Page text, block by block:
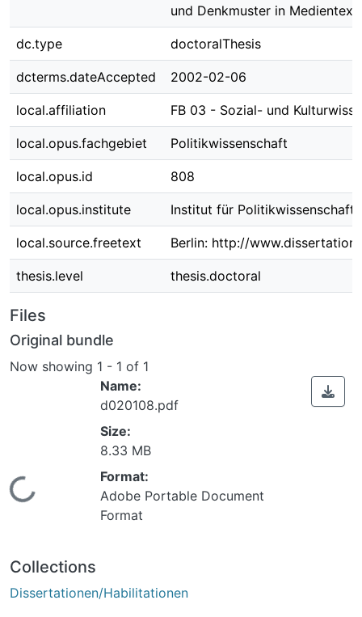
und Denkmuster in
dc.type doctoralThesis
dcterms.dateAccepted 2002-02-06
local.affiliation FB 03 - Sozial- und
local.opus.fachgebiet Politikwissenschaft
local.opus.id 808
local.opus.institute Institut für Politikwissenschaft
local.source.freetext Berlin: http://
thesis.level thesis.doctoral
Files
Original bundle
Now showing 1 - 1 of 1
Loading...
Name:
d020108.pdf
Size:
8.33 MB
Format:
Adobe Portable Document
Format
Collections
Dissertationen/Habilitationen